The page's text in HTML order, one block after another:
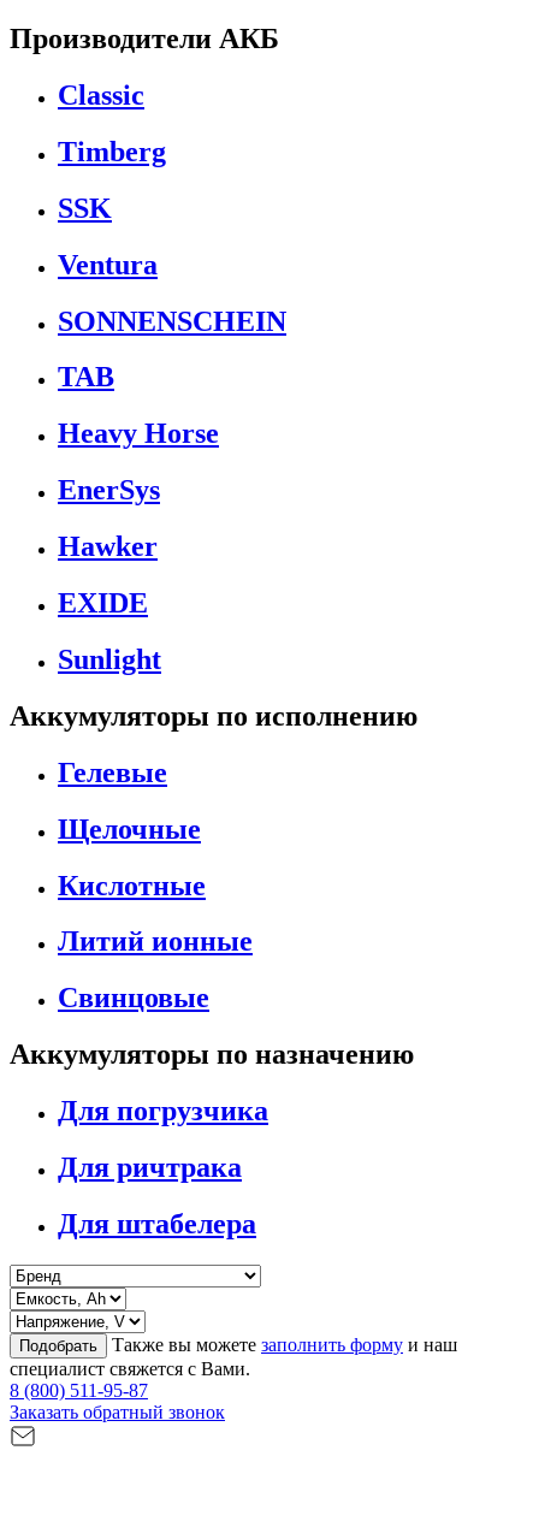
Производители АКБ
Classic
Timberg
SSK
Ventura
SONNENSCHEIN
TAB
Heavy Horse
EnerSys
Hawker
EXIDE
Sunlight
Аккумуляторы по исполнению
Гелевые
Щелочные
Кислотные
Литий ионные
Свинцовые
Аккумуляторы по назначению
Для погрузчика
Для ричтрака
Для штабелера
Подобрать Также вы можете заполнить форму и наш
специалист свяжется с Вами.
8 (800) 511-95-87
Заказать обратный звонок